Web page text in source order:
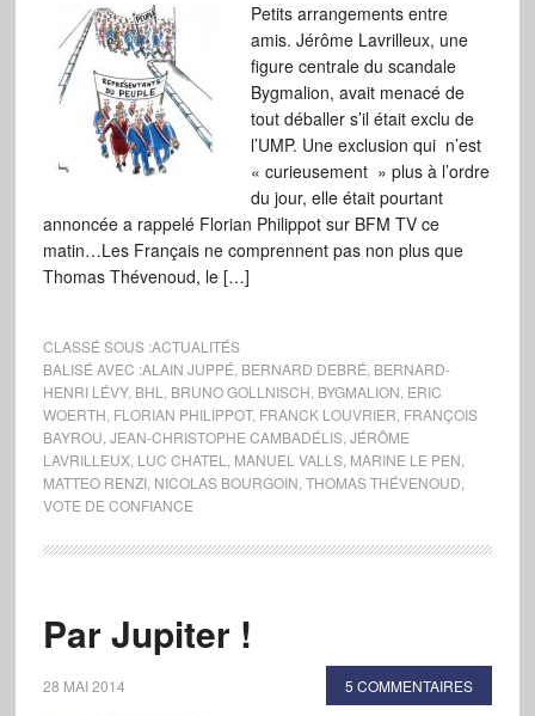
Petits arrangements entre
amis. Jérôme Lavrilleux, une
figure centrale du scandale
Bygmalion, avait menacé de
tout déballer s’il était exclu de
l’UMP. Une exclusion qui n’est
« curieusement » plus à l’ordre
du jour, elle était pourtant
annoncée a rappelé Florian Philippot sur BFM TV ce
matin…Les Français ne comprennent pas non plus que
Thomas Thévenoud, le […]
CLASSÉ SOUS :ACTUALITÉS
BALISÉ AVEC :ALAIN JUPPÉ BERNARD DEBRÉ BERNARD-
HENRI LÉVY, BHL BRUNO GOLLNISCH BYGMALION ERIC
WOERTH FLORIAN PHILIPPOT, FRANCK LOUVRIER FRANÇOIS
BAYROU JEAN-CHRISTOPHE CAMBADÉLIS, JÉRÔME
LAVRILLEUX, LUC CHATEL MANUEL VALLS, MARINE LE PEN
MATTEO RENZI, NICOLAS BOURGOIN THOMAS THÉVENOUD
VOTE DE CONFIANCE
Par Jupiter !
28 MAI 2014 5 COMMENTAIRES